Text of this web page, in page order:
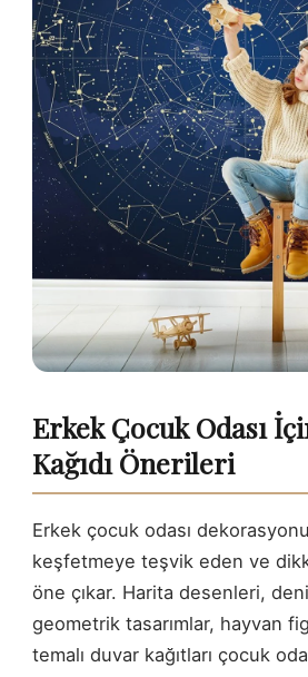
Erkek Çocuk Odası
Kağıdı Önerileri
Erkek çocuk odası
keşfetmeye teşvik eden ve
öne çıkar. Harita desenleri,
geometrik tasarımlar, hayvan
temalı duvar kağıtları çocuk